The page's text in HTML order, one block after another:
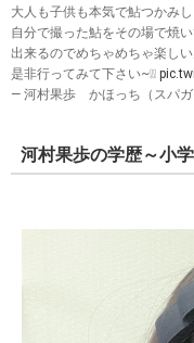
大人も子供も本気で鮎つかみ
自分で撮った鮎をその場で焼
出来るのでめちゃめちゃ楽し
是非行ってみて下さい~❕❕
— 河村果歩 かほっち（スパガ
河村果歩の学歴～小